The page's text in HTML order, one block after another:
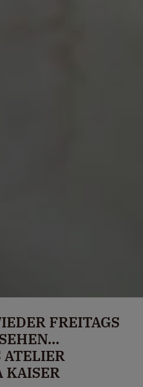
FREITAGS
ATELIER
KAISER